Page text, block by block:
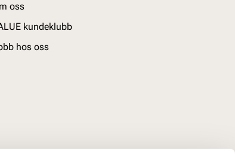
oss
kundeklubb
hos oss